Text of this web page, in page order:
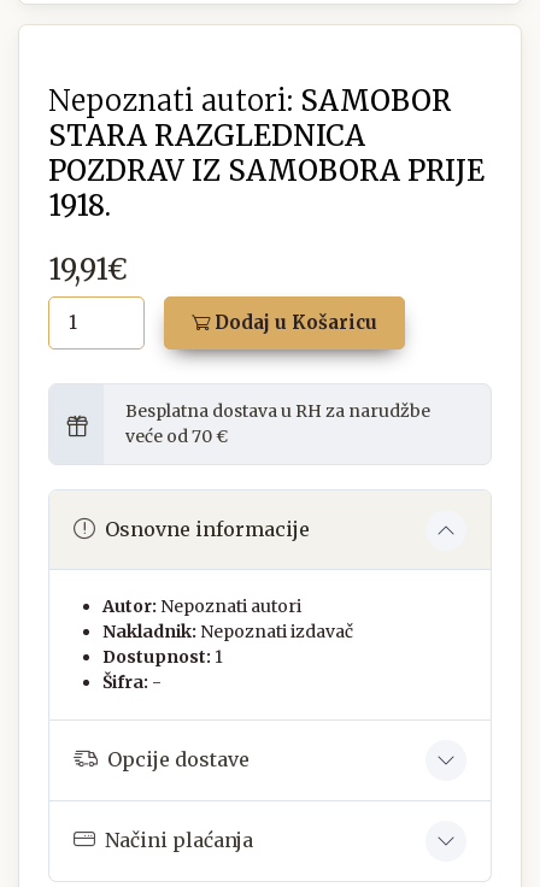
Nepoznati autori: SAMOBOR
STARA RAZGLEDNICA
POZDRAV IZ SAMOBORA PRIJE
1918.
19,91€
Dodaj u Košaricu
Besplatna dostava u RH za narudžbe
veće od 70 €
Osnovne informacije
Autor: Nepoznati autori
Nakladnik: Nepoznati izdavač
Dostupnost: 1
Šifra: -
Opcije dostave
Načini plaćanja